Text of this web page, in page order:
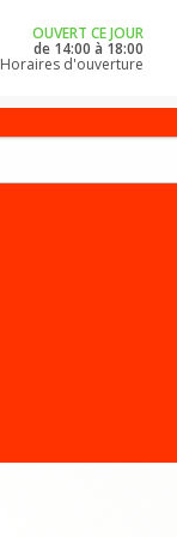
OUVERT CE JOUR
de 14:00 à 18:00
Horaires d'ouverture